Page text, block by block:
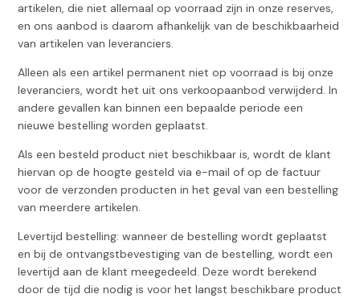
artikelen, die niet allemaal op voorraad zijn in onze reserves,
en ons aanbod is daarom afhankelijk van de beschikbaarheid
van artikelen van leveranciers.
Alleen als een artikel permanent niet op voorraad is bij onze
leveranciers, wordt het uit ons verkoopaanbod verwijderd. In
andere gevallen kan binnen een bepaalde periode een
nieuwe bestelling worden geplaatst.
Als een besteld product niet beschikbaar is, wordt de klant
hiervan op de hoogte gesteld via e-mail of op de factuur
voor de verzonden producten in het geval van een bestelling
van meerdere artikelen.
Levertijd bestelling: wanneer de bestelling wordt geplaatst
en bij de ontvangstbevestiging van de bestelling, wordt een
levertijd aan de klant meegedeeld. Deze wordt berekend
door de tijd die nodig is voor het langst beschikbare product